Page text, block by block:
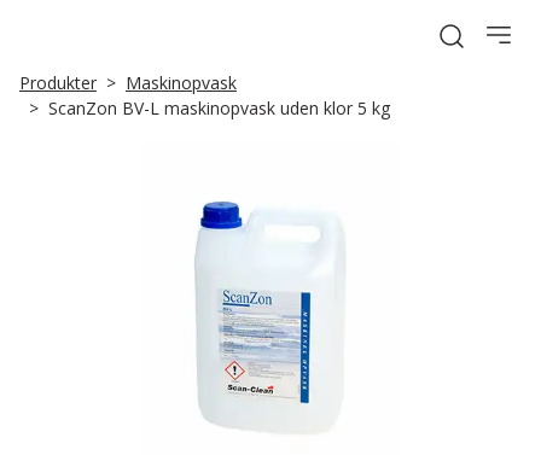
Produkter
Maskinopvask
ScanZon BV-L maskinopvask uden klor 5 kg